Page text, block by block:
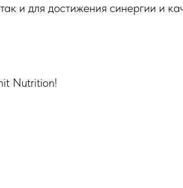
и для достижения синергии и
Nutrition!